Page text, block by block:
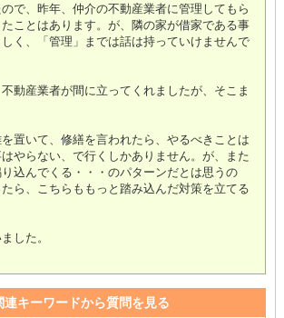
で、昨年、仲介の不動産業者に管理してもら
ことはあります。が、隣の家が借家である事
く、「管理」までは話は持っていけませんで
動産業者が間に立ってくれましたが、そこま
置いて、修繕を言われたら、やるべきことは
やらない、で行くしかありません。が、また
込んでくる・・・のパターンだとは思うの
ら、こちらももっと踏み込んだ対策を立てる
した。
連キーワードから質問を見る